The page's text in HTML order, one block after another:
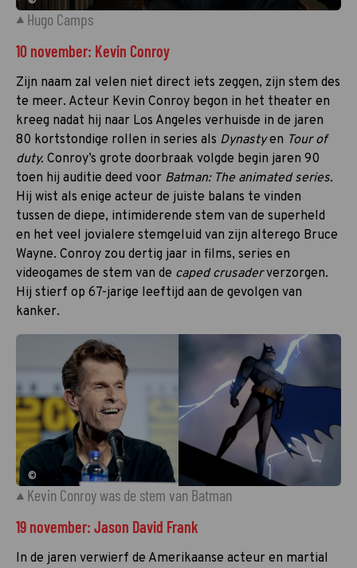
Hugo Camps
10 november: Kevin Conroy
Zijn naam zal velen niet direct iets zeggen, zijn stem des
te meer. Acteur Kevin Conroy begon in het theater en
kreeg nadat hij naar Los Angeles verhuisde in de jaren
80 kortstondige rollen in series als Dynastyen Tour of
duty. Conroy’s grote doorbraak volgde begin jaren 90
toen hij auditie deed voor Batman: The animated series.
Hij wist als enige acteur de juiste balans te vinden
tussen de diepe, intimiderende stem van de superheld
en het veel jovialere stemgeluid van zijn alterego Bruce
Wayne. Conroy zou dertig jaar in films, series en
videogames de stem van de caped crusaderverzorgen.
Hij stierf op 67-jarige leeftijd aan de gevolgen van
kanker.
©
Kevin Conroy was de stem van Batman
19 november: Jason David Frank
In de jaren verwierf de Amerikaanse acteur en martial